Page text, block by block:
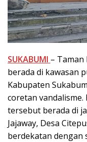
SUKABUMI –
berada di kawasan
Kabupaten
coretan
tersebut berada di
Jajaway, Desa
berdekatan dengan